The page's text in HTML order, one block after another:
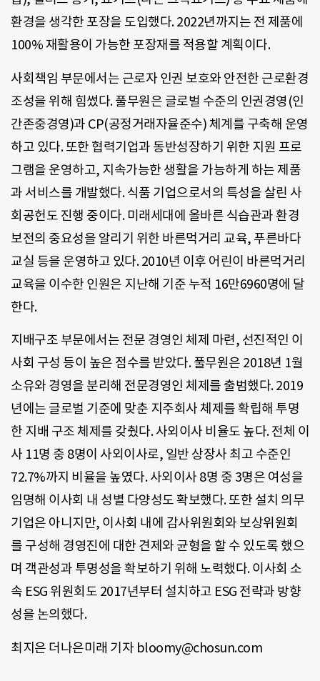
환경을 생각한 포장을 도입했다. 2022년까지는 전 제품에
100% 재활용이 가능한 포장재를 적용할 계획이다.
사회책임 부문에서는 근로자 인권 보호와 안전한 근로환경
조성을 위해 힘썼다. 풀무원은 글로벌 수준의 인권경영(인
간존중경영)과 CP(공정거래자율준수) 체계를 구축해 운영
하고 있다. 또한 협력기업과 동반성장하기 위한 지원 프로
그램을 운영하고, 지속가능한 생활을 가능하게 하는 제품
과 서비스를 개발했다. 식품 기업으로서의 특성을 살린 사
회공헌도 진행 중이다. 미래세대에 올바른 식습관과 환경
보전의 중요성을 알리기 위한 바른먹거리 교육, 푸른바다
교실 등을 운영하고 있다. 2010년 이후 어린이 바른먹거리
교육을 이수한 인원은 지난해 기준 누적 16만6960명에 달
한다.
지배구조 부문에서는 전문 경영인 체제 마련, 선진적인 이
사회 구성 등이 높은 점수를 받았다. 풀무원은 2018년 1월
소유와 경영을 분리해 전문경영인 체제를 출범했다. 2019
년에는 글로벌 기준에 맞춘 지주회사 체제를 확립해 투명
한 지배 구조 체제를 갖췄다. 사외이사 비율도 높다. 전체 이
사 11명 중 8명이 사외이사로, 일반 상장사 최고 수준인
72.7%까지 비율을 높였다. 사외이사 8명 중 3명은 여성을
임명해 이사회 내 성별 다양성도 확보했다. 또한 설치 의무
기업은 아니지만, 이사회 내에 감사위원회와 보상위원회
를 구성해 경영진에 대한 견제와 균형을 할 수 있도록 했으
며 객관성과 투명성을 확보하기 위해 노력했다. 이사회 소
속 ESG 위원회도 2017년부터 설치하고 ESG 전략과 방향
성을 논의했다.
최지은 더나은미래 기자 bloomy@chosun.com